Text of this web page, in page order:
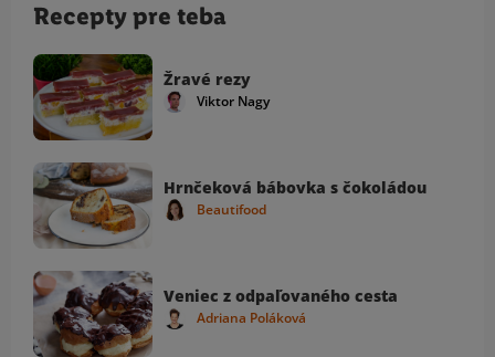
Recepty pre teba
Žravé rezy
Viktor Nagy
Hrnčeková bábovka s čokoládou
Beautifood
Veniec z odpaľovaného cesta
Adriana Poláková